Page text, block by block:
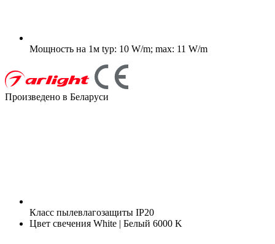
Мощность на 1м typ: 10 W/m; max: 11 W/m
Произведено в Беларуси
Класс пылевлагозащиты IP20
Цвет свечения White | Белый 6000 K